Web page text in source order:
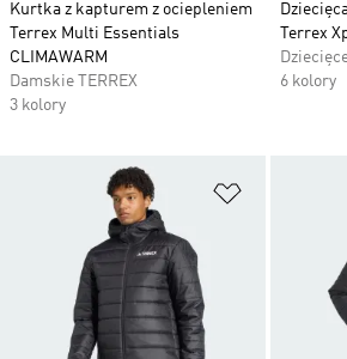
Kurtka z kapturem z ociepleniem
Terrex Multi Essentials
CLIMAWARM
Damskie TERREX
3 kolory
Terrex
6 kolory
Dodaj do